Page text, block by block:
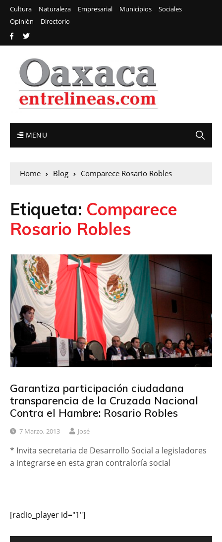
Cultura Naturaleza Empresarial Municipios
Sociales
Opinión
Directorio
MENU
Home Blog Comparece Rosario Robles
Etiqueta: Comparece
Rosario Robles
Garantiza participación ciudadana
transparencia de la Cruzada Nacional
Contra el Hambre: Rosario Robles
7 Marzo, 2013 José
* Invita secretaria de Desarrollo Social a legisladores
a integrarse en esta gran contraloría social
[radio_player id="1"]